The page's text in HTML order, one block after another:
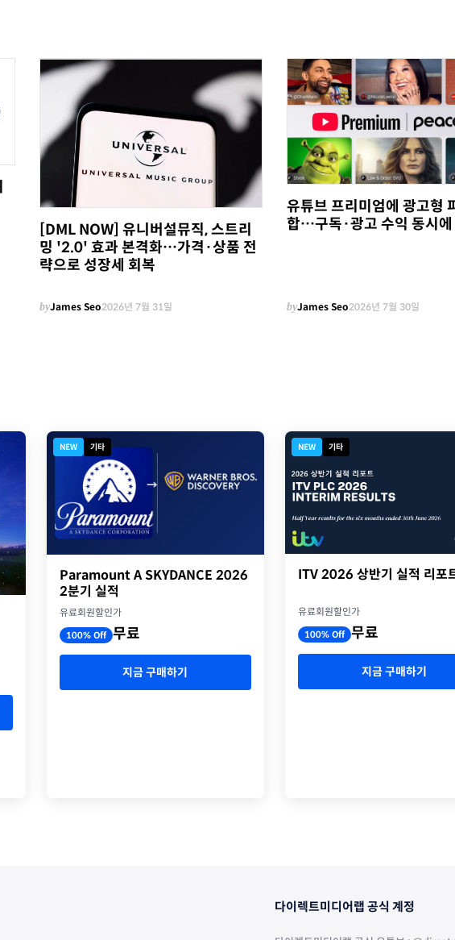
[DML NOW] 유니버설뮤직, 스트리
밍 '2.0' 효과 본격화…가격·상품 전
략으로 성장세 회복
byJames Seo2026년 7월 31일
유튜브 프리미엄에 광고형
합…구독·광고 수익 동시에
byJames Seo2026년 7월 30일
NEW 기타
Paramount A SKYDANCE 2026
2분기 실적
유료회원할인가
100% Off 무료
지금 구매하기
NEW 기타
ITV 2026 상반기 실적 리포
유료회원할인가
100% Off 무료
지금 구매하기
다이렉트미디어랩 공식 계정